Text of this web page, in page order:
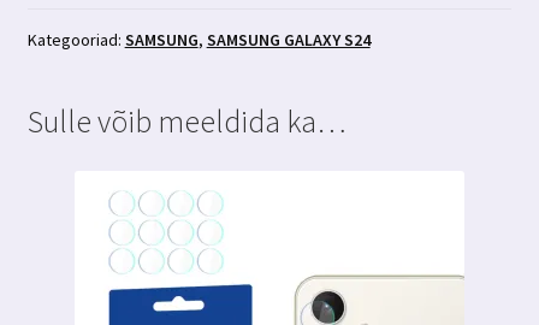
kaitseklaas
Max
Kategooriad: SAMSUNG, SAMSUNG GALAXY S24
Sulle võib meeldida ka…